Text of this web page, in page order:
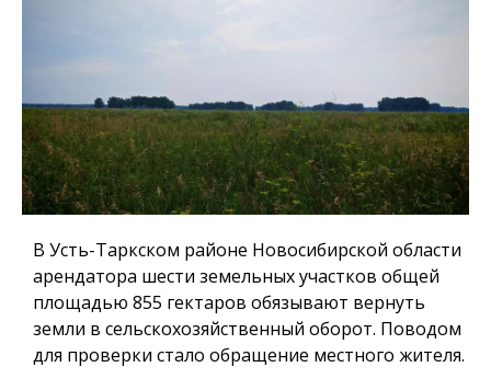
В Усть-Таркском районе Новосибирской области
арендатора шести земельных участков общей
площадью 855 гектаров обязывают вернуть
земли в сельскохозяйственный оборот. Поводом
для проверки стало обращение местного жителя.